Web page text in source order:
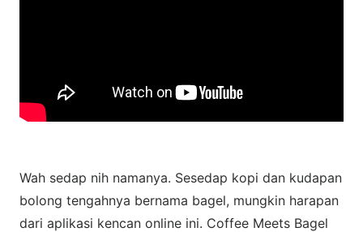
Wah sedap nih namanya. Sesedap kopi dan kudapan
bolong tengahnya bernama bagel, mungkin harapan
dari aplikasi kencan online ini. Coffee Meets Bagel